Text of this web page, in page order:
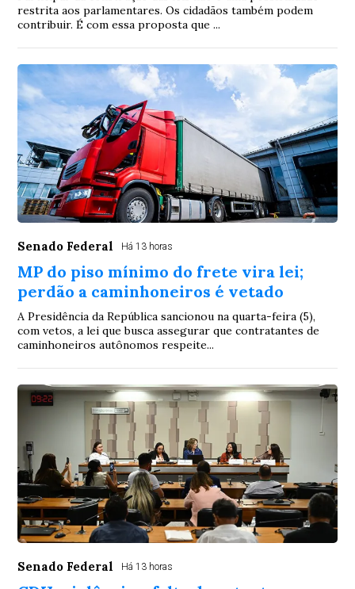
restrita aos parlamentares. Os cidadãos também podem
contribuir. É com essa proposta que ...
Senado Federal Há 13 horas
MP do piso mínimo do frete vira lei;
perdão a caminhoneiros é vetado
A Presidência da República sancionou na quarta-feira (5),
com vetos, a lei que busca assegurar que contratantes de
caminhoneiros autônomos respeite...
Senado Federal Há 13 horas